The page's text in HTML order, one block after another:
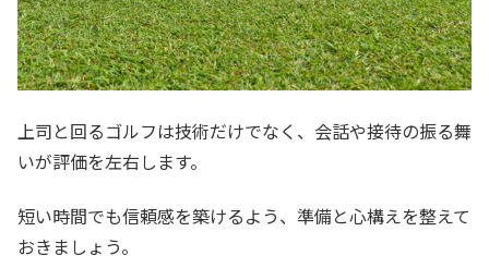
上司と回るゴルフは技術だけでなく、会話や接待の振る舞
いが評価を左右します。
短い時間でも信頼感を築けるよう、準備と心構えを整えて
おきましょう。